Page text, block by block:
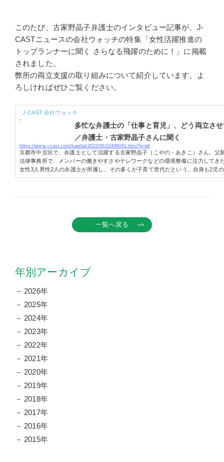
このたび、古家野晶子弁護士のインタビュー記事が、J-
CASTニュースの会社ウォッチの特集「女性活躍推進の
トップランナーに聞く さらなる飛躍のために！」に掲載
されました。
弊所の両立支援の取り組みについて紹介しています。よ
ろしければぜひご覧ください。
J-CAST 会社ウォッチ
多忙な弁護士の「仕事と育児」、どう両立さ
／弁護士・古家野晶子さんに聞く
https://www.j-cast.com/kaisha/2022/09/22446061.html?p=all
京都市中京区で、弁護士として活躍する古家野晶子（こやの・あきこ）さん。父
法律事務所で、メンバーの働きやすさやテレワークなどの環境整備に注力してき
女性3人男性2人の弁護士が所属し、その多くが子育て世代だという。自身も2児
ながら弁護士の仕事と育児に取り組む古家野さんに、個人として、そして事務所
一覧へ戻る
年別アーカイブ
2026年
2025年
2024年
2023年
2022年
2021年
2020年
2019年
2018年
2017年
2016年
2015年